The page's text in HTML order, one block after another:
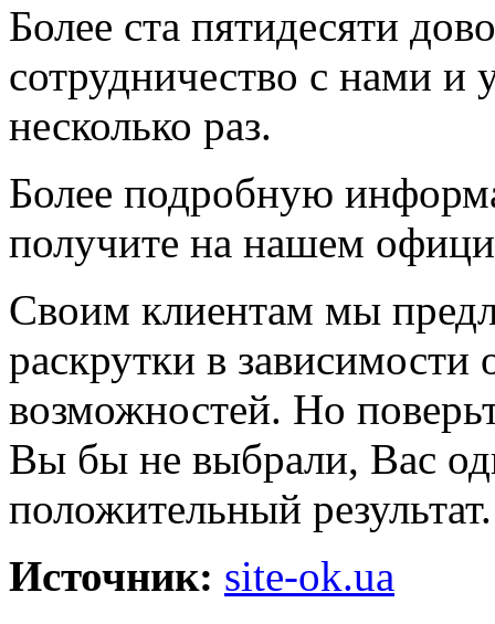
Более ста пятидесяти
сотрудничество с нами и
несколько раз.
Более подробную
получите на нашем
Своим клиентам мы
раскрутки в
возможностей. Но
Вы бы не выбрали, Вас
положительный результат.
Источник: site-ok.ua